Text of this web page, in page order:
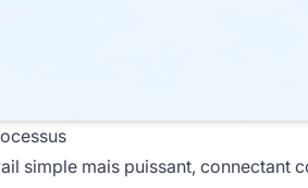
simple mais puissant, connectant